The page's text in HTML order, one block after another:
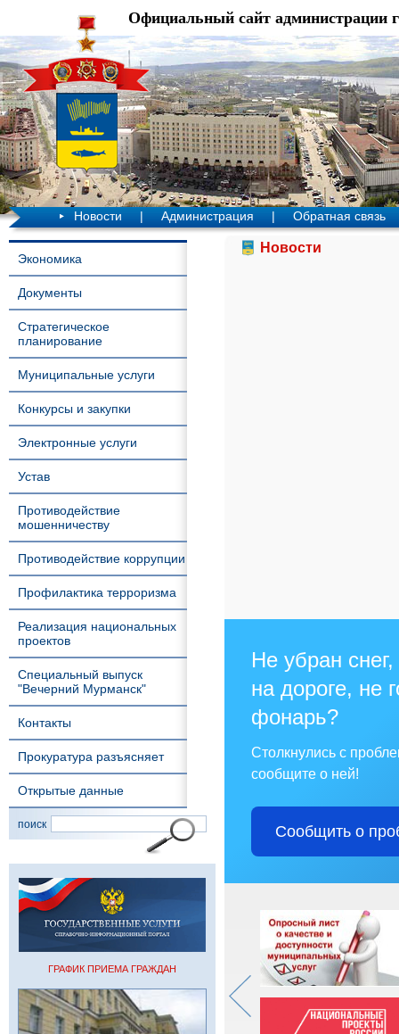
Официальный сайт администрации
Новости | Администрация | Обратная связь
Экономика
Документы
Стратегическое
планирование
Муниципальные услуги
Конкурсы и закупки
Электронные услуги
Устав
Противодействие
мошенничеству
Противодействие коррупции
Профилактика терроризма
Реализация национальных
проектов
Специальный выпуск
"Вечерний Мурманск"
Контакты
Прокуратура разъясняет
Открытые данные
поиск
ГРАФИК ПРИЕМА ГРАЖДАН
Новости
Не убран
на дороге, не
фонарь?
Столкнулись с
сообщите о ней!
Сообщить о